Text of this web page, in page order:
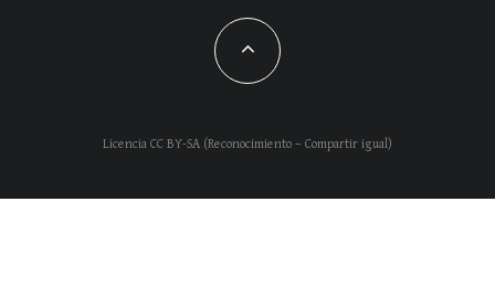
Licencia CC BY-SA (Reconocimiento – Compartir igual)